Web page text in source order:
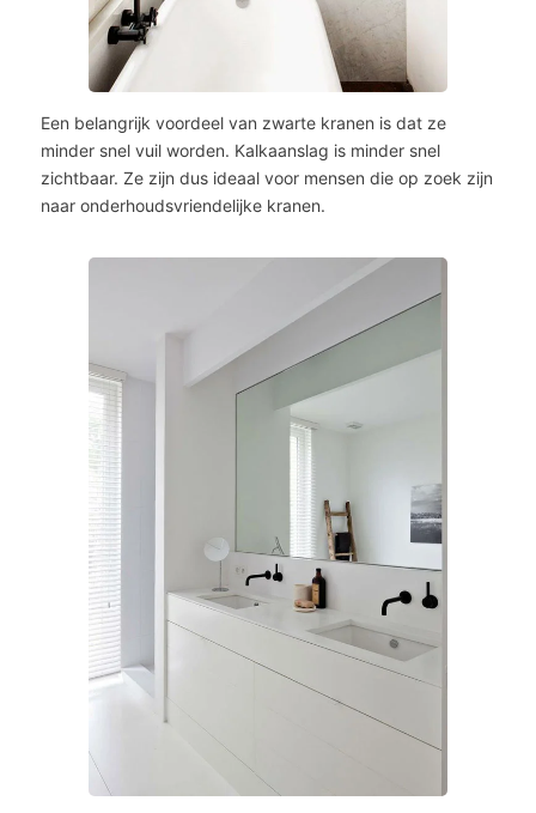
Een belangrijk voordeel van zwarte kranen is dat ze
minder snel vuil worden. Kalkaanslag is minder snel
zichtbaar. Ze zijn dus ideaal voor mensen die op zoek zijn
naar onderhoudsvriendelijke kranen.